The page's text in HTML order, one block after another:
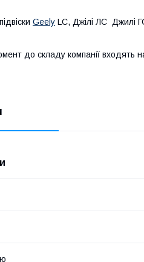
Geely LC, Джілі ЛС Джилі
до складу компанії входять